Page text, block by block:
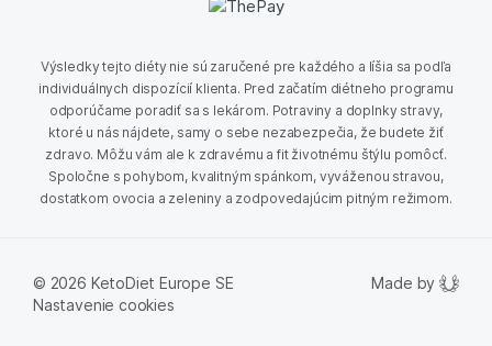
Výsledky tejto diéty nie sú zaručené pre každého a líšia sa podľa
individuálnych dispozícií klienta. Pred začatím diétneho programu
odporúčame poradiť sa s lekárom. Potraviny a doplnky stravy,
ktoré u nás nájdete, samy o sebe nezabezpečia, že budete žiť
zdravo. Môžu vám ale k zdravému a fit životnému štýlu pomôcť.
Spoločne s pohybom, kvalitným spánkom, vyváženou stravou,
dostatkom ovocia a zeleniny a zodpovedajúcim pitným režimom.
© 2026 KetoDiet Europe SE
Nastavenie cookies
Made by